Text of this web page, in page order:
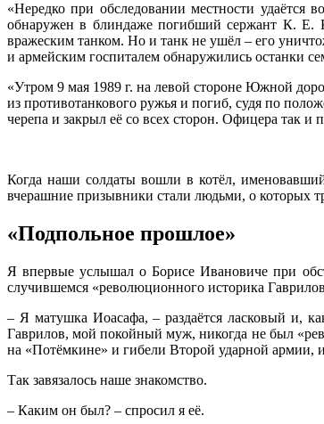
«Нередко при обследовании местности
обнаружен в блиндаже погибший сержант К. Е.
вражеским танком. Но и танк не ушёл – его
и армейским госпиталем обнаружились останки
«Утром 9 мая 1989 г. на левой стороне Южной
из противотанкового ружья и погиб, судя по
черепа и закрыл её со всех сторон. Офицера так и
Когда наши солдаты вошли в котёл,
вчерашние призывники стали людьми, о которых
«Подпольное прошлое»
Я впервые услышал о Борисе Ивановиче при
случившемся «революционного историка
– Я матушка Иоасафа, – раздаётся ласковый и,
Гаврилов, мой покойный муж, никогда не был
на «Потёмкине» и гибели Второй ударной армии,
Так завязалось наше знакомство.
– Каким он был? – спросил я её.